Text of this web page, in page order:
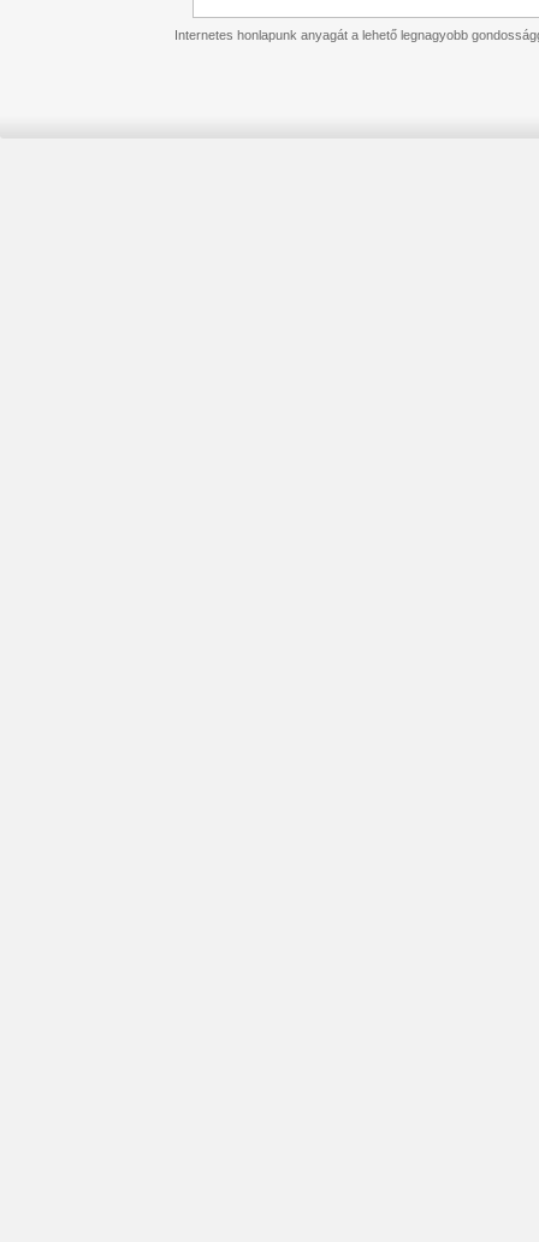
Internetes honlapunk anyagát a lehető legnagyobb